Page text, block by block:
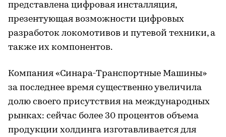
представлена цифровая инсталляция,
презентующая возможности цифровых
разработок локомотивов и путевой техники, а
также их компонентов.
Компания «Синара-Транспортные Машины»
за последнее время существенно увеличила
долю своего присутствия на международных
рынках: сейчас более 30 процентов объема
продукции холдинга изготавливается для